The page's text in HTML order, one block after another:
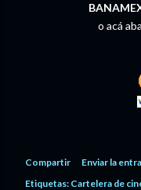
o acá
Compartir
Enviar la
Etiquetas: Cartelera de